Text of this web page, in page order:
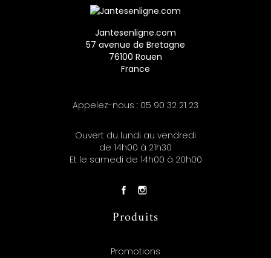
Jantesenligne.com
57 avenue de Bretagne
76100 Rouen
France
Appelez-nous : 05 90 32 21 23
Ouvert du lundi au vendredi
de 14h00 à 21h30
Et le samedi de 14h00 à 20h00
Produits
Promotions